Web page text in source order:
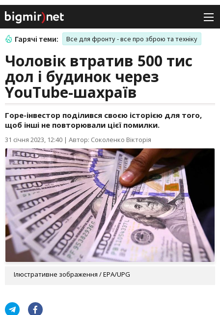
Гарячі теми: Все для фронту - все про зброю та техніку
Чоловік втратив 500 тис
дол і будинок через
YouTube-шахраїв
Горе-інвестор поділився своєю історією для того,
щоб інші не повторювали цієї помилки.
31 січня 2023, 12:40 | Автор: Соколенко Вікторія
Ілюстративне зображення / EPA/UPG